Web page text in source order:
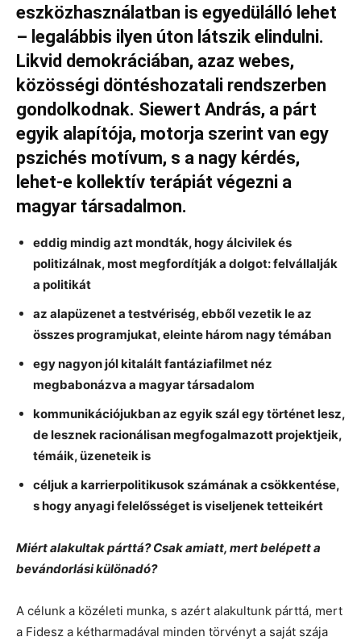
eszközhasználatban is egyedülálló lehet
– legalábbis ilyen úton látszik elindulni.
Likvid demokráciában, azaz webes,
közösségi döntéshozatali rendszerben
gondolkodnak. Siewert András, a párt
egyik alapítója, motorja szerint van egy
pszichés motívum, s a nagy kérdés,
lehet-e kollektív terápiát végezni a
magyar társadalmon.
eddig mindig azt mondták, hogy álcivilek és
politizálnak, most megfordítják a dolgot: felvállalják
a politikát
az alapüzenet a testvériség, ebből vezetik le az
összes programjukat, eleinte három nagy témában
egy nagyon jól kitalált fantáziafilmet néz
megbabonázva a magyar társadalom
kommunikációjukban az egyik szál egy történet lesz,
de lesznek racionálisan megfogalmazott projektjeik,
témáik, üzeneteik is
céljuk a karrierpolitikusok számának a csökkentése,
s hogy anyagi felelősséget is viseljenek tetteikért
Miért alakultak párttá? Csak amiatt, mert belépett a
bevándorlási különadó?
A célunk a közéleti munka, s azért alakultunk párttá, mert
a Fidesz a kétharmadával minden törvényt a saját szája